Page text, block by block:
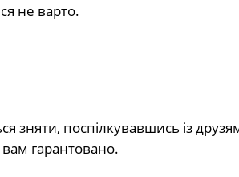
не варто.
зняти, поспілкувавшись із
гарантовано.